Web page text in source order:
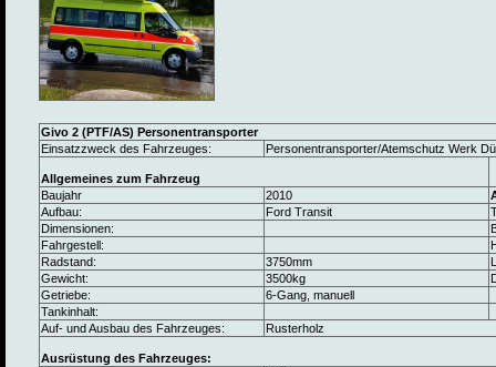
Givo 2 (PTF/AS) Personentransporter
Einsatzzweck des Fahrzeuges:
Personentransporter/Atemschutz Werk
Allgemeines zum Fahrzeug
Baujahr
2010
Aufbau:
Ford Transit
Dimensionen:
Fahrgestell:
Radstand:
3750mm
Gewicht:
3500kg
Getriebe:
6-Gang, manuell
Tankinhalt:
Auf- und Ausbau des Fahrzeuges:
Rusterholz
Ausrüstung des Fahrzeuges: